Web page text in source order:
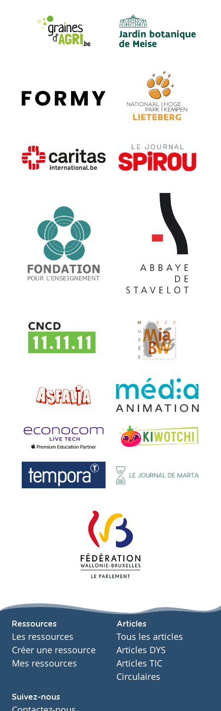
Ressources
Les ressources
Créer une ressource
Mes ressources
Articles
Tous les articles
Articles DYS
Articles TIC
Circulaires
Suivez-nous